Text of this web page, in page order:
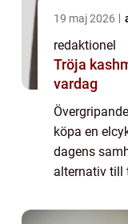
19 maj 2026
redaktionel
Tröja kashmir en guide till
vardag
köpa en
dagens
alternativ till
pedelec, är